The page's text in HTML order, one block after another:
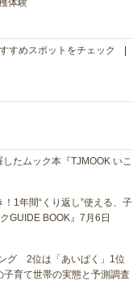
体験
すめスポットをチェック
たムック本『TJMOOK いこ
1年間“くり返し”使える、子
GUIDE BOOK』7月6日
グ 2位は「あいぱく」1位
育て世帯の実態と予測調査